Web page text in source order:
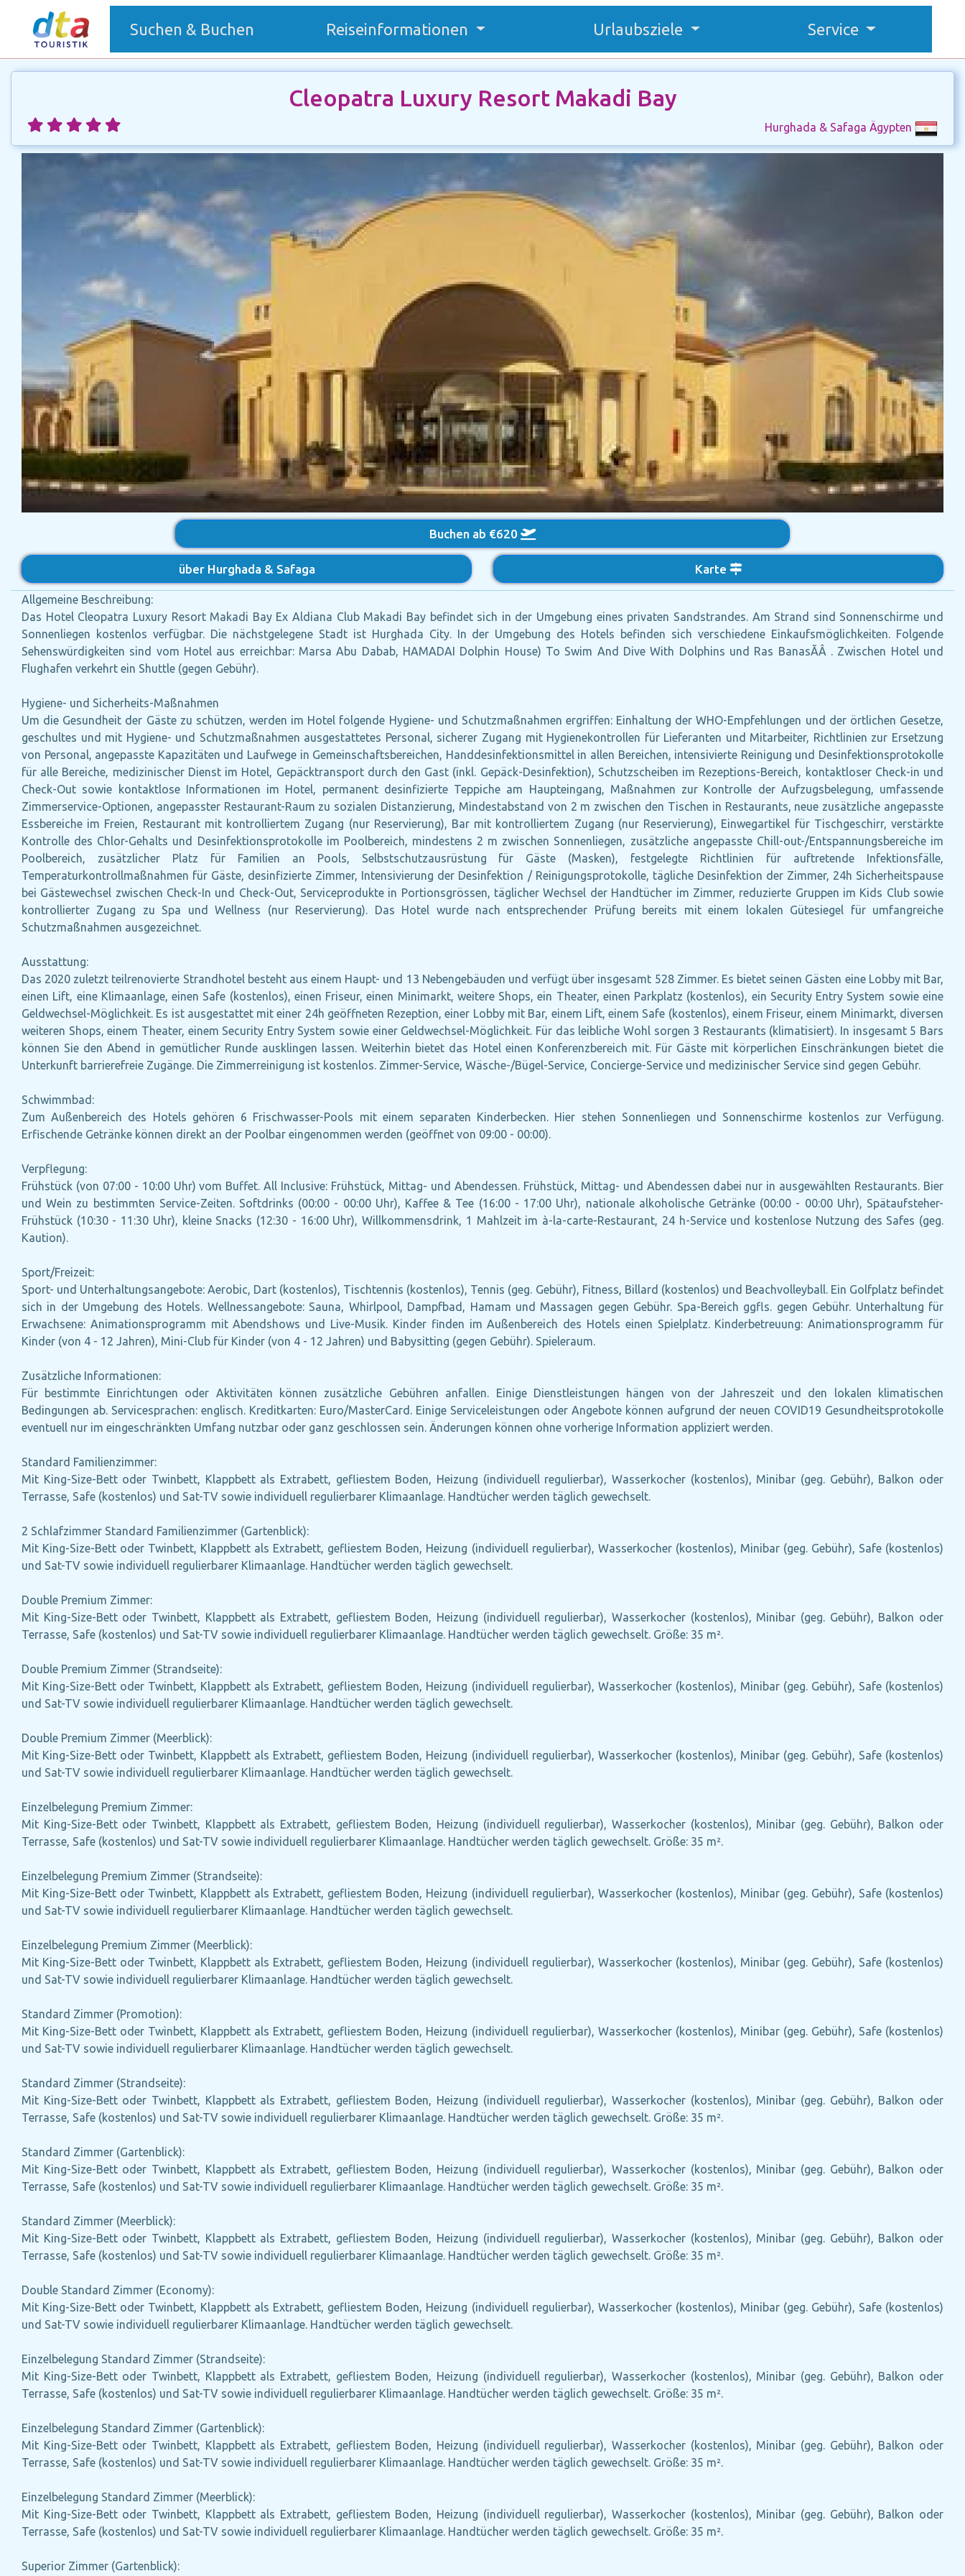
Suchen & Buchen Reiseinformationen Urlaubsziele Service
Cleopatra Luxury Resort Makadi Bay
Hurghada & Safaga Ägypten
Buchen ab €620
über Hurghada & Safaga Karte
Allgemeine Beschreibung:
Das Hotel Cleopatra Luxury Resort Makadi Bay Ex Aldiana Club Makadi Bay befindet sich in der Umgebung eines privaten Sandstrandes. Am Strand sind Sonnenschirme und
Sonnenliegen kostenlos verfügbar. Die nächstgelegene Stadt ist Hurghada City. In der Umgebung des Hotels befinden sich verschiedene Einkaufsmöglichkeiten. Folgende
Sehenswürdigkeiten sind vom Hotel aus erreichbar: Marsa Abu Dabab, HAMADAI Dolphin House) To Swim And Dive With Dolphins und Ras BanasÃÂ . Zwischen Hotel und
Flughafen verkehrt ein Shuttle (gegen Gebühr).
Hygiene- und Sicherheits-Maßnahmen
Um die Gesundheit der Gäste zu schützen, werden im Hotel folgende Hygiene- und Schutzmaßnahmen ergriffen: Einhaltung der WHO-Empfehlungen und der örtlichen Gesetze,
geschultes und mit Hygiene- und Schutzmaßnahmen ausgestattetes Personal, sicherer Zugang mit Hygienekontrollen für Lieferanten und Mitarbeiter, Richtlinien zur Ersetzung
von Personal, angepasste Kapazitäten und Laufwege in Gemeinschaftsbereichen, Handdesinfektionsmittel in allen Bereichen, intensivierte Reinigung und Desinfektionsprotokolle
für alle Bereiche, medizinischer Dienst im Hotel, Gepäcktransport durch den Gast (inkl. Gepäck-Desinfektion), Schutzscheiben im Rezeptions-Bereich, kontaktloser Check-in und
Check-Out sowie kontaktlose Informationen im Hotel, permanent desinfizierte Teppiche am Haupteingang, Maßnahmen zur Kontrolle der Aufzugsbelegung, umfassende
Zimmerservice-Optionen, angepasster Restaurant-Raum zu sozialen Distanzierung, Mindestabstand von 2 m zwischen den Tischen in Restaurants, neue zusätzliche angepasste
Essbereiche im Freien, Restaurant mit kontrolliertem Zugang (nur Reservierung), Bar mit kontrolliertem Zugang (nur Reservierung), Einwegartikel für Tischgeschirr, verstärkte
Kontrolle des Chlor-Gehalts und Desinfektionsprotokolle im Poolbereich, mindestens 2 m zwischen Sonnenliegen, zusätzliche angepasste Chill-out-/Entspannungsbereiche im
Poolbereich, zusätzlicher Platz für Familien an Pools, Selbstschutzausrüstung für Gäste (Masken), festgelegte Richtlinien für auftretende Infektionsfälle,
Temperaturkontrollmaßnahmen für Gäste, desinfizierte Zimmer, Intensivierung der Desinfektion / Reinigungsprotokolle, tägliche Desinfektion der Zimmer, 24h Sicherheitspause
bei Gästewechsel zwischen Check-In und Check-Out, Serviceprodukte in Portionsgrössen, täglicher Wechsel der Handtücher im Zimmer, reduzierte Gruppen im Kids Club sowie
kontrollierter Zugang zu Spa und Wellness (nur Reservierung). Das Hotel wurde nach entsprechender Prüfung bereits mit einem lokalen Gütesiegel für umfangreiche
Schutzmaßnahmen ausgezeichnet.
Ausstattung:
Das 2020 zuletzt teilrenovierte Strandhotel besteht aus einem Haupt- und 13 Nebengebäuden und verfügt über insgesamt 528 Zimmer. Es bietet seinen Gästen eine Lobby mit Bar,
einen Lift, eine Klimaanlage, einen Safe (kostenlos), einen Friseur, einen Minimarkt, weitere Shops, ein Theater, einen Parkplatz (kostenlos), ein Security Entry System sowie eine
Geldwechsel-Möglichkeit. Es ist ausgestattet mit einer 24h geöffneten Rezeption, einer Lobby mit Bar, einem Lift, einem Safe (kostenlos), einem Friseur, einem Minimarkt, diversen
weiteren Shops, einem Theater, einem Security Entry System sowie einer Geldwechsel-Möglichkeit. Für das leibliche Wohl sorgen 3 Restaurants (klimatisiert). In insgesamt 5 Bars
können Sie den Abend in gemütlicher Runde ausklingen lassen. Weiterhin bietet das Hotel einen Konferenzbereich mit. Für Gäste mit körperlichen Einschränkungen bietet die
Unterkunft barrierefreie Zugänge. Die Zimmerreinigung ist kostenlos. Zimmer-Service, Wäsche-/Bügel-Service, Concierge-Service und medizinischer Service sind gegen Gebühr.
Schwimmbad:
Zum Außenbereich des Hotels gehören 6 Frischwasser-Pools mit einem separaten Kinderbecken. Hier stehen Sonnenliegen und Sonnenschirme kostenlos zur Verfügung.
Erfischende Getränke können direkt an der Poolbar eingenommen werden (geöffnet von 09:00 - 00:00).
Verpflegung:
Frühstück (von 07:00 - 10:00 Uhr) vom Buffet. All Inclusive: Frühstück, Mittag- und Abendessen. Frühstück, Mittag- und Abendessen dabei nur in ausgewählten Restaurants. Bier
und Wein zu bestimmten Service-Zeiten. Softdrinks (00:00 - 00:00 Uhr), Kaffee & Tee (16:00 - 17:00 Uhr), nationale alkoholische Getränke (00:00 - 00:00 Uhr), Spätaufsteher-
Frühstück (10:30 - 11:30 Uhr), kleine Snacks (12:30 - 16:00 Uhr), Willkommensdrink, 1 Mahlzeit im à-la-carte-Restaurant, 24 h-Service und kostenlose Nutzung des Safes (geg.
Kaution).
Sport/Freizeit:
Sport- und Unterhaltungsangebote: Aerobic, Dart (kostenlos), Tischtennis (kostenlos), Tennis (geg. Gebühr), Fitness, Billard (kostenlos) und Beachvolleyball. Ein Golfplatz befindet
sich in der Umgebung des Hotels. Wellnessangebote: Sauna, Whirlpool, Dampfbad, Hamam und Massagen gegen Gebühr. Spa-Bereich ggfls. gegen Gebühr. Unterhaltung für
Erwachsene: Animationsprogramm mit Abendshows und Live-Musik. Kinder finden im Außenbereich des Hotels einen Spielplatz. Kinderbetreuung: Animationsprogramm für
Kinder (von 4 - 12 Jahren), Mini-Club für Kinder (von 4 - 12 Jahren) und Babysitting (gegen Gebühr). Spieleraum.
Zusätzliche Informationen:
Für bestimmte Einrichtungen oder Aktivitäten können zusätzliche Gebühren anfallen. Einige Dienstleistungen hängen von der Jahreszeit und den lokalen klimatischen
Bedingungen ab. Servicesprachen: englisch. Kreditkarten: Euro/MasterCard. Einige Serviceleistungen oder Angebote können aufgrund der neuen COVID19 Gesundheitsprotokolle
eventuell nur im eingeschränkten Umfang nutzbar oder ganz geschlossen sein. Änderungen können ohne vorherige Information appliziert werden.
Standard Familienzimmer:
Mit King-Size-Bett oder Twinbett, Klappbett als Extrabett, gefliestem Boden, Heizung (individuell regulierbar), Wasserkocher (kostenlos), Minibar (geg. Gebühr), Balkon oder
Terrasse, Safe (kostenlos) und Sat-TV sowie individuell regulierbarer Klimaanlage. Handtücher werden täglich gewechselt.
2 Schlafzimmer Standard Familienzimmer (Gartenblick):
Mit King-Size-Bett oder Twinbett, Klappbett als Extrabett, gefliestem Boden, Heizung (individuell regulierbar), Wasserkocher (kostenlos), Minibar (geg. Gebühr), Safe (kostenlos)
und Sat-TV sowie individuell regulierbarer Klimaanlage. Handtücher werden täglich gewechselt.
Double Premium Zimmer:
Mit King-Size-Bett oder Twinbett, Klappbett als Extrabett, gefliestem Boden, Heizung (individuell regulierbar), Wasserkocher (kostenlos), Minibar (geg. Gebühr), Balkon oder
Terrasse, Safe (kostenlos) und Sat-TV sowie individuell regulierbarer Klimaanlage. Handtücher werden täglich gewechselt. Größe: 35 m².
Double Premium Zimmer (Strandseite):
Mit King-Size-Bett oder Twinbett, Klappbett als Extrabett, gefliestem Boden, Heizung (individuell regulierbar), Wasserkocher (kostenlos), Minibar (geg. Gebühr), Safe (kostenlos)
und Sat-TV sowie individuell regulierbarer Klimaanlage. Handtücher werden täglich gewechselt.
Double Premium Zimmer (Meerblick):
Mit King-Size-Bett oder Twinbett, Klappbett als Extrabett, gefliestem Boden, Heizung (individuell regulierbar), Wasserkocher (kostenlos), Minibar (geg. Gebühr), Safe (kostenlos)
und Sat-TV sowie individuell regulierbarer Klimaanlage. Handtücher werden täglich gewechselt.
Einzelbelegung Premium Zimmer:
Mit King-Size-Bett oder Twinbett, Klappbett als Extrabett, gefliestem Boden, Heizung (individuell regulierbar), Wasserkocher (kostenlos), Minibar (geg. Gebühr), Balkon oder
Terrasse, Safe (kostenlos) und Sat-TV sowie individuell regulierbarer Klimaanlage. Handtücher werden täglich gewechselt. Größe: 35 m².
Einzelbelegung Premium Zimmer (Strandseite):
Mit King-Size-Bett oder Twinbett, Klappbett als Extrabett, gefliestem Boden, Heizung (individuell regulierbar), Wasserkocher (kostenlos), Minibar (geg. Gebühr), Safe (kostenlos)
und Sat-TV sowie individuell regulierbarer Klimaanlage. Handtücher werden täglich gewechselt.
Einzelbelegung Premium Zimmer (Meerblick):
Mit King-Size-Bett oder Twinbett, Klappbett als Extrabett, gefliestem Boden, Heizung (individuell regulierbar), Wasserkocher (kostenlos), Minibar (geg. Gebühr), Safe (kostenlos)
und Sat-TV sowie individuell regulierbarer Klimaanlage. Handtücher werden täglich gewechselt.
Standard Zimmer (Promotion):
Mit King-Size-Bett oder Twinbett, Klappbett als Extrabett, gefliestem Boden, Heizung (individuell regulierbar), Wasserkocher (kostenlos), Minibar (geg. Gebühr), Safe (kostenlos)
und Sat-TV sowie individuell regulierbarer Klimaanlage. Handtücher werden täglich gewechselt.
Standard Zimmer (Strandseite):
Mit King-Size-Bett oder Twinbett, Klappbett als Extrabett, gefliestem Boden, Heizung (individuell regulierbar), Wasserkocher (kostenlos), Minibar (geg. Gebühr), Balkon oder
Terrasse, Safe (kostenlos) und Sat-TV sowie individuell regulierbarer Klimaanlage. Handtücher werden täglich gewechselt. Größe: 35 m².
Standard Zimmer (Gartenblick):
Mit King-Size-Bett oder Twinbett, Klappbett als Extrabett, gefliestem Boden, Heizung (individuell regulierbar), Wasserkocher (kostenlos), Minibar (geg. Gebühr), Balkon oder
Terrasse, Safe (kostenlos) und Sat-TV sowie individuell regulierbarer Klimaanlage. Handtücher werden täglich gewechselt. Größe: 35 m².
Standard Zimmer (Meerblick):
Mit King-Size-Bett oder Twinbett, Klappbett als Extrabett, gefliestem Boden, Heizung (individuell regulierbar), Wasserkocher (kostenlos), Minibar (geg. Gebühr), Balkon oder
Terrasse, Safe (kostenlos) und Sat-TV sowie individuell regulierbarer Klimaanlage. Handtücher werden täglich gewechselt. Größe: 35 m².
Double Standard Zimmer (Economy):
Mit King-Size-Bett oder Twinbett, Klappbett als Extrabett, gefliestem Boden, Heizung (individuell regulierbar), Wasserkocher (kostenlos), Minibar (geg. Gebühr), Safe (kostenlos)
und Sat-TV sowie individuell regulierbarer Klimaanlage. Handtücher werden täglich gewechselt.
Einzelbelegung Standard Zimmer (Strandseite):
Mit King-Size-Bett oder Twinbett, Klappbett als Extrabett, gefliestem Boden, Heizung (individuell regulierbar), Wasserkocher (kostenlos), Minibar (geg. Gebühr), Balkon oder
Terrasse, Safe (kostenlos) und Sat-TV sowie individuell regulierbarer Klimaanlage. Handtücher werden täglich gewechselt. Größe: 35 m².
Einzelbelegung Standard Zimmer (Gartenblick):
Mit King-Size-Bett oder Twinbett, Klappbett als Extrabett, gefliestem Boden, Heizung (individuell regulierbar), Wasserkocher (kostenlos), Minibar (geg. Gebühr), Balkon oder
Terrasse, Safe (kostenlos) und Sat-TV sowie individuell regulierbarer Klimaanlage. Handtücher werden täglich gewechselt. Größe: 35 m².
Einzelbelegung Standard Zimmer (Meerblick):
Mit King-Size-Bett oder Twinbett, Klappbett als Extrabett, gefliestem Boden, Heizung (individuell regulierbar), Wasserkocher (kostenlos), Minibar (geg. Gebühr), Balkon oder
Terrasse, Safe (kostenlos) und Sat-TV sowie individuell regulierbarer Klimaanlage. Handtücher werden täglich gewechselt. Größe: 35 m².
Superior Zimmer (Gartenblick):